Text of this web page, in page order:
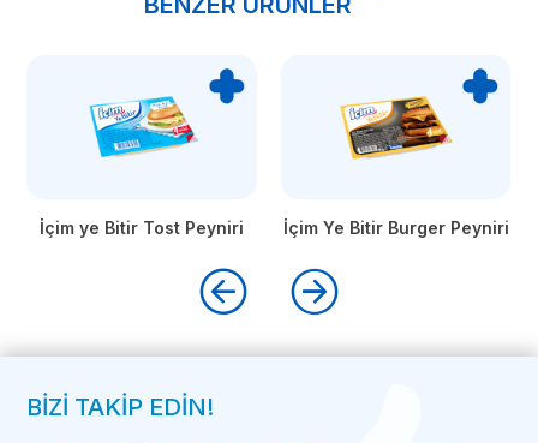
İçim ye Bitir Tost Peyniri İçim Ye Bitir Burger Peyniri
BİZİ TAKİP EDİN!